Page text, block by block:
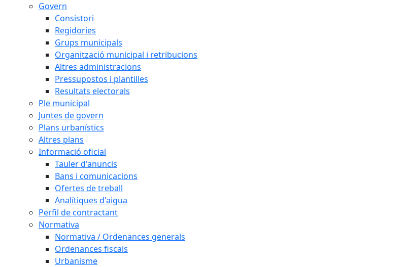
Govern
Consistori
Regidories
Grups municipals
Organització municipal i retribucions
Altres administracions
Pressupostos i plantilles
Resultats electorals
Ple municipal
Juntes de govern
Plans urbanístics
Altres plans
Informació oficial
Tauler d'anuncis
Bans i comunicacions
Ofertes de treball
Analítiques d'aigua
Perfil de contractant
Normativa
Normativa / Ordenances generals
Ordenances fiscals
Urbanisme